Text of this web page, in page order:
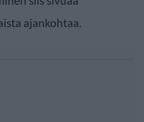
ajankohtaa.